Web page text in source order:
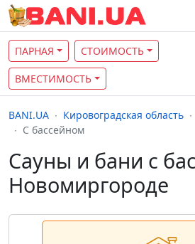
ПАРНАЯ СТОИМОСТЬ
ВМЕСТИМОСТЬ
BANI.UA Кировоградская область
С бассейном
Сауны и бани с
Новомиргороде